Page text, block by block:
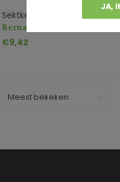
JA,
Sektkellerei Bernard-Massard
Bernard Massard
€9,42
Meest bekeken